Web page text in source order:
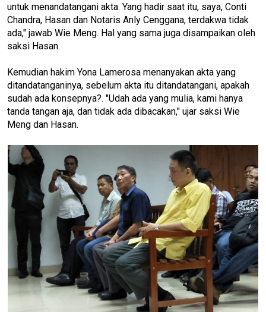
untuk menandatangani akta. Yang hadir saat itu, saya, Conti
Chandra, Hasan dan Notaris Anly Cenggana, terdakwa tidak
ada," jawab Wie Meng. Hal yang sama juga disampaikan oleh
saksi Hasan.
Kemudian hakim Yona Lamerosa menanyakan akta yang
ditandatanganinya, sebelum akta itu ditandatangani, apakah
sudah ada konsepnya?. "Udah ada yang mulia, kami hanya
tanda tangan aja, dan tidak ada dibacakan," ujar saksi Wie
Meng dan Hasan.